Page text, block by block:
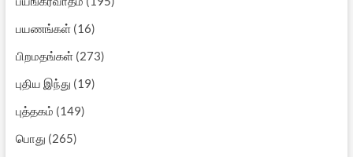
பயணங்கள்(16)
பிறமதங்கள்(273)
புதிய இந்து (19)
புத்தகம் (149)
பொது (265)